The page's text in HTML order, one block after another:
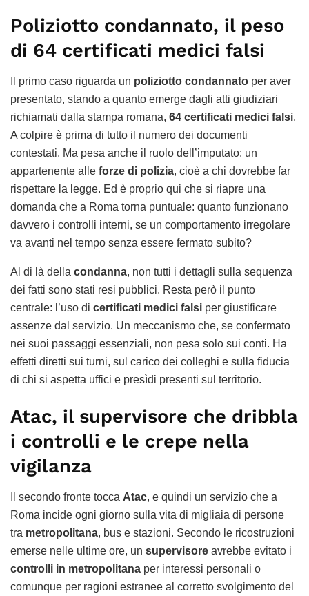
Poliziotto condannato, il peso
di 64 certificati medici falsi
Il primo caso riguarda un poliziotto condannato per aver
presentato, stando a quanto emerge dagli atti giudiziari
richiamati dalla stampa romana, 64 certificati medici falsi.
A colpire è prima di tutto il numero dei documenti
contestati. Ma pesa anche il ruolo dell’imputato: un
appartenente alle forze di polizia, cioè a chi dovrebbe far
rispettare la legge. Ed è proprio qui che si riapre una
domanda che a Roma torna puntuale: quanto funzionano
davvero i controlli interni, se un comportamento irregolare
va avanti nel tempo senza essere fermato subito?
Al di là della condanna, non tutti i dettagli sulla sequenza
dei fatti sono stati resi pubblici. Resta però il punto
centrale: l’uso di certificati medici falsi per giustificare
assenze dal servizio. Un meccanismo che, se confermato
nei suoi passaggi essenziali, non pesa solo sui conti. Ha
effetti diretti sui turni, sul carico dei colleghi e sulla fiducia
di chi si aspetta uffici e presìdi presenti sul territorio.
Atac, il supervisore che dribbla
i controlli e le crepe nella
vigilanza
Il secondo fronte tocca Atac, e quindi un servizio che a
Roma incide ogni giorno sulla vita di migliaia di persone
tra metropolitana, bus e stazioni. Secondo le ricostruzioni
emerse nelle ultime ore, un supervisore avrebbe evitato i
controlli in metropolitana per interessi personali o
comunque per ragioni estranee al corretto svolgimento del